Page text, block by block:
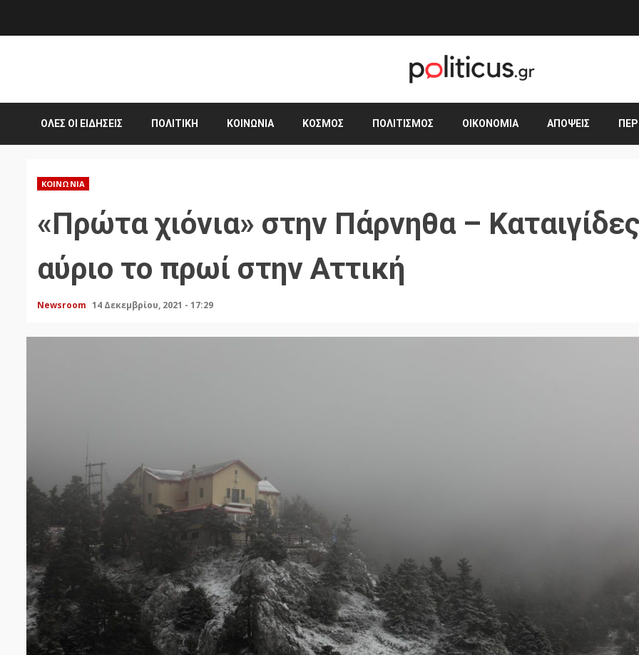
ΌΛΕΣ ΟΙ ΕΙΔΉΣΕΙΣ ΠΟΛΙΤΙΚΉ ΚΟΙΝΩΝΊΑ ΚΌΣΜΟΣ ΠΟΛΙΤΙΣΜΌΣ ΟΙΚΟΝΟΜΊΑ ΑΠΌΨΕΙΣ
ΚΟΙΝΩΝΊΑ
«Πρώτα χιόνια» στην Πάρνηθα –
αύριο το πρωί στην Αττική
Newsroom 14 Δεκεμβρίου, 2021 - 17:29